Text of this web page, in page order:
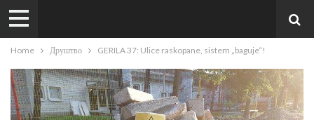
Home Друштво GERILA 37: Ulice raskopane, sistem „baguje“!